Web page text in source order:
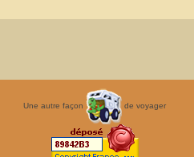
Une autre façon de voyager